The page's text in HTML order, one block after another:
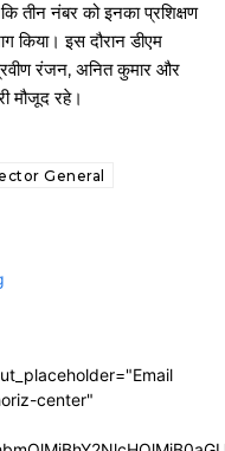
तीन नंबर को इनका प्रशिक्षण
किया। इस दौरान डीएम
प्रवीण रंजन, अनित कुमार और
मौजूद रहे।
General
center"